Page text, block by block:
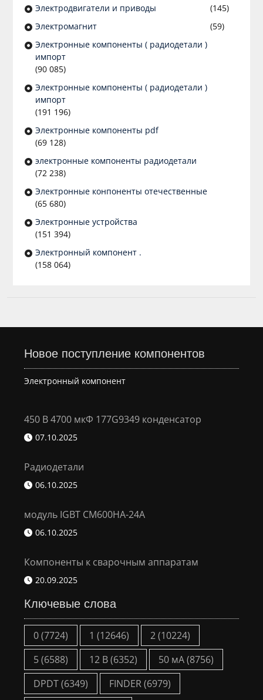
Электродвигатели и приводы
(145)
Электромагнит
(59)
Электронные компоненты ( радиодетали )
импорт
(90 085)
Электронные компоненты ( радиодетали )
импорт
(191 196)
Электронные компоненты pdf
(69 128)
электронные компоненты радиодетали
(72 238)
Электронные конпоненты отечественные
(65 680)
Электронные устройства
(151 394)
Электронный компонент .
(158 064)
Новое поступление компонентов
Электронный компонент
450 В 4700 мкФ 177G9349 конденсатор
07.10.2025
Радиодетали
06.10.2025
модуль IGBT CM600HA-24A
06.10.2025
Компоненты к сварочным аппаратам
20.09.2025
Ключевые слова
0(7724) 1 (12646) 2(10224)
5(6588) 12 В(6352) 50 мА(8756)
DPDT(6349) FINDER(6979)